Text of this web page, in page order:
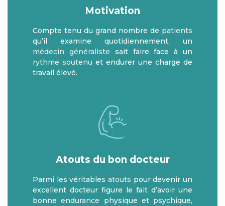
Motivation
Compte tenu du grand nombre de patients
qu’il examine quotidiennement, un
médecin généraliste sait faire face à un
rythme soutenu et endurer une charge de
travail élevé.
Atouts du bon docteur
Parmi les véritables atouts pour devenir un
excellent docteur figure le fait d’avoir une
bonneendurance physique et psychique,